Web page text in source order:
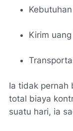
Kirim
Ia tidak pernah
total biaya
suatu hari, ia